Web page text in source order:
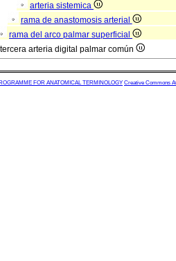
arteria sistemica
rama de anastomosis arterial
rama del arco palmar superficial
tercera arteria digital palmar común
FOR ANATOMICAL TERMINOLOGY Creative Commons